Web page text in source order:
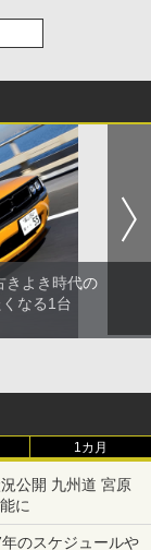
きよき時代の
なる1台
1カ月
公開 九州道 宮原
に
のスケジュールや